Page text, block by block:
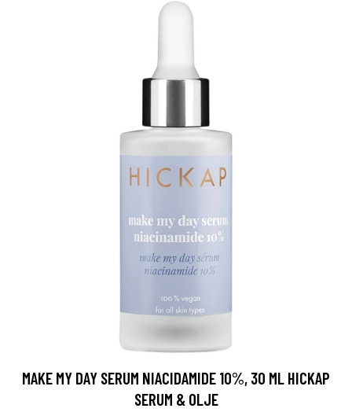
MAKE MY DAY SERUM NIACIDAMIDE 10%, 30 ML HICKAP
SERUM & OLJE